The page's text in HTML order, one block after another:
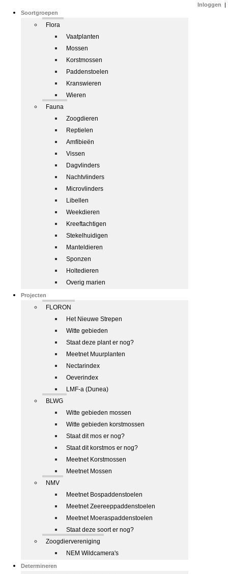
Soortgroepen
Flora
Vaatplanten
Mossen
Korstmossen
Paddenstoelen
Kranswieren
Wieren
Fauna
Zoogdieren
Reptielen
Amfibieën
Vissen
Dagvlinders
Nachtvlinders
Microvlinders
Libellen
Weekdieren
Kreeftachtigen
Stekelhuidigen
Manteldieren
Sponzen
Holtedieren
Overig marien
Projecten
FLORON
Het Nieuwe Strepen
Witte gebieden
Staat deze plant er nog?
Meetnet Muurplanten
Nectarindex
Oeverindex
LMF-a (Dunea)
BLWG
Witte gebieden mossen
Witte gebieden korstmossen
Staat dit mos er nog?
Staat dit korstmos er nog?
Meetnet Korstmossen
Meetnet Mossen
NMV
Meetnet Bospaddenstoelen
Meetnet Zeereeppaddenstoelen
Meetnet Moeraspaddenstoelen
Staat deze soort er nog?
Zoogdiervereniging
NEM Wildcamera's
Determineren
Inloggen |